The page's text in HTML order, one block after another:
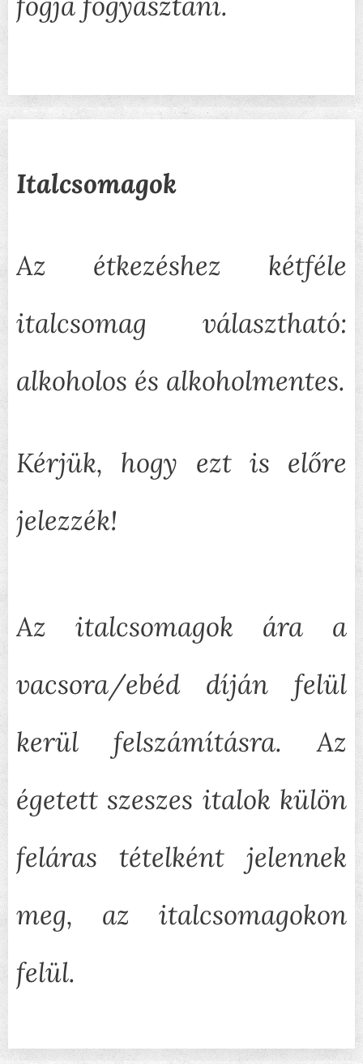
Italcsomagok
Az étkezéshez kétféle
italcsomag választható:
alkoholos és alkoholmentes.
Kérjük, hogy ezt is előre
jelezzék!
Az italcsomagok ára a
vacsora/ebéd díján felül
kerül felszámításra. Az
égetett szeszes italok külön
feláras tételként jelennek
meg, az italcsomagokon
felül.